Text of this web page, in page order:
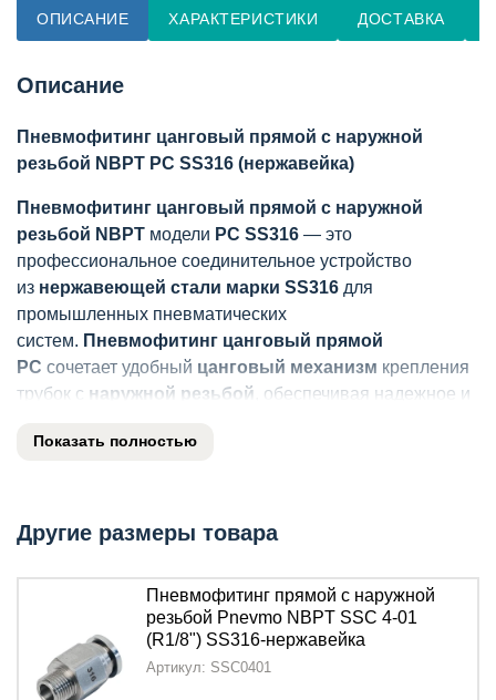
ОПИСАНИЕ ХАРАКТЕРИСТИКИ ДОСТАВКА
Описание
Пневмофитинг цанговый прямой с наружной
резьбой NBPT PC SS316 (нержавейка)
Пневмофитинг цанговый прямой с наружной
резьбой NBPT модели PC SS316 — это
профессиональное соединительное устройство
из нержавеющей стали марки SS316 для
промышленных пневматических
систем. Пневмофитинг цанговый прямой
PC сочетает удобный цанговый механизм крепления
трубок с наружной резьбой , обеспечивая надежное и
из нержавеющей стали SS316
Ключевые преимущества:
Надежное соединение:Пневмофитинг
цанговый прямойобеспечивает идеальную
герметизацию благодаряцанговому
механизмуинаружной резьбе
Показать полностью
Другие размеры товара
Пневмофитинг прямой с наружной
резьбой Pnevmo NBPT SSC 4-01
(R1/8") SS316-нержавейка
Артикул: SSC0401